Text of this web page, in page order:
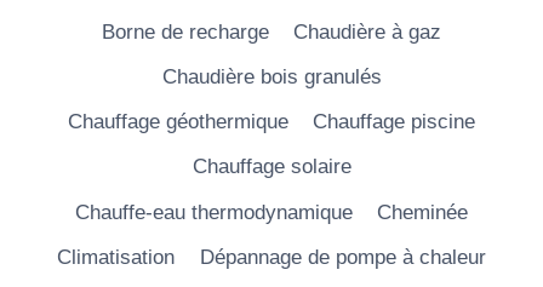
Borne de recharge
Chaudière à gaz
Chaudière bois granulés
Chauffage géothermique
Chauffage piscine
Chauffage solaire
Chauffe-eau thermodynamique
Cheminée
Climatisation
Dépannage de pompe à chaleur